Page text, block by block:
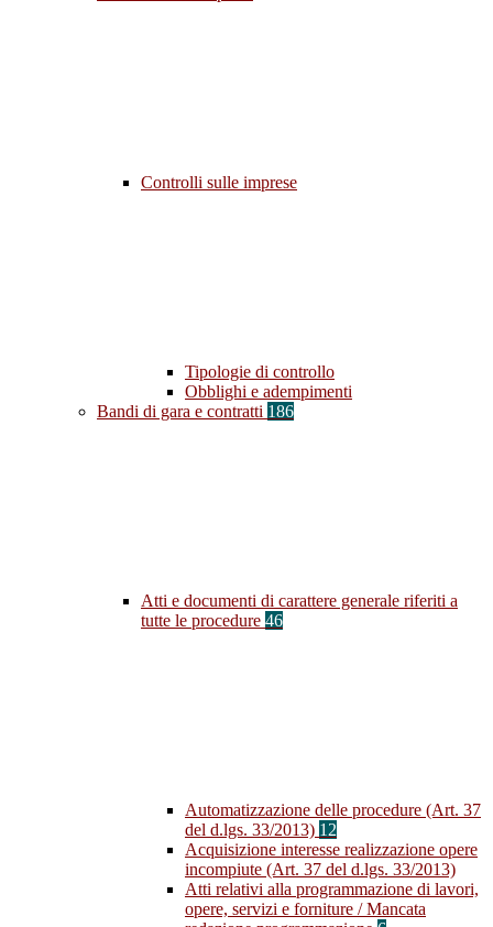
Controlli sulle imprese
Tipologie di controllo
Obblighi e adempimenti
Bandi di gara e contratti 186
Atti e documenti di carattere generale riferiti a
tutte le procedure 46
Automatizzazione delle procedure (Art. 37
del d.lgs. 33/2013) 12
Acquisizione interesse realizzazione opere
incompiute (Art. 37 del d.lgs. 33/2013)
Atti relativi alla programmazione di lavori,
opere, servizi e forniture / Mancata